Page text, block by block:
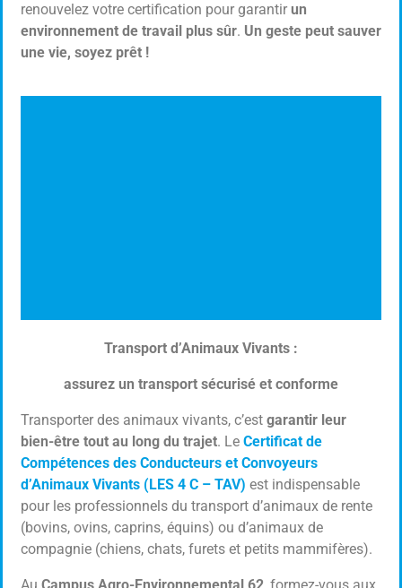
renouvelez votre certification pour garantir un
environnement de travail plus sûr. Un geste peut sauver
une vie, soyez prêt !
Transport d'animaux vivants : les
4C
Certificat de compétences des conducteurs et
convoyeurs d'animaux vivants
Cliquer ici
Transport d’Animaux Vivants :
assurez un transport sécurisé et conforme
Transporter des animaux vivants, c’est garantir leur
bien-être tout au long du trajet. Le Certificat de
Compétences des Conducteurs et Convoyeurs
d’Animaux Vivants (LES 4 C – TAV) est indispensable
pour les professionnels du transport d’animaux de rente
(bovins, ovins, caprins, équins) ou d’animaux de
compagnie (chiens, chats, furets et petits mammifères).